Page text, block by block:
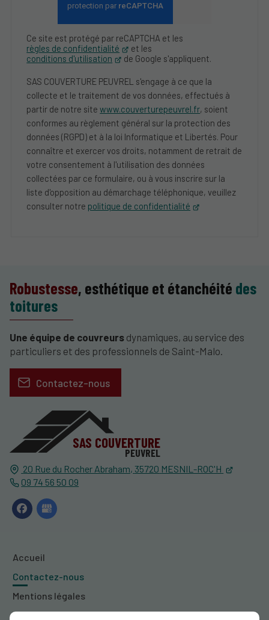
Ce site est protégé par reCAPTCHA et les
règles de confidentialité
et les
conditions d'utilisation
de Google s'appliquent.
SAS COUVERTURE PEUVREL s'engage à ce que la
collecte et le traitement de vos données, effectués à
partir de notre sitewww.couverturepeuvrel.fr, soient
conformes au règlement général sur la protection des
données (RGPD) et à la loi Informatique et Libertés. Pour
connaître et exercer vos droits, notamment de retrait de
votre consentement à l'utilisation des données
collectées par ce formulaire, ou à vous inscrire sur la
liste d'opposition au démarchage téléphonique, veuillez
consulter notre politique de confidentialité
SAS COUVERTURE
PEUVREL
20 Rue du Rocher Abraham, 35720 MESNIL-ROC'H
09 74 56 50 09
Accueil
Contactez-nous
Mentions légales
Plan du site
Robustesse, esthétique et étanchéité des
toitures
Une équipe de couvreurs dynamiques, au service des
particuliers et des professionnels de Saint-Malo.
Contactez-nous